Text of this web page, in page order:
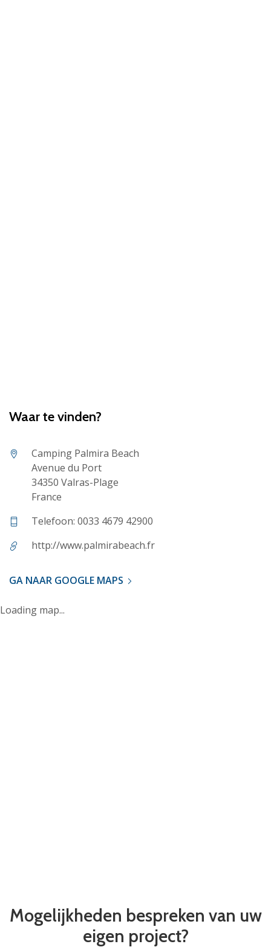
Waar te vinden?
Camping Palmira Beach
Avenue du Port
34350 Valras-Plage
France
Telefoon: 0033 4679 42900
http://www.palmirabeach.fr
GA NAAR GOOGLE MAPS
Loading map...
Mogelijkheden bespreken van uw
eigen project?